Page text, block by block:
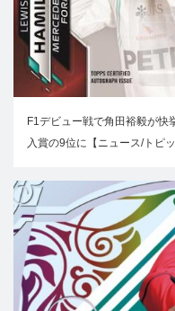
F1デビュー戦で角田裕毅が快
入賞の9位に【ニュース/トピッ